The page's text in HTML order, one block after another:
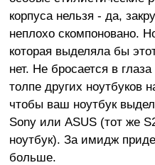
корпуса нельзя - да,
неплохо скомпоновано.
которая выделяла бы
нет. Не бросается в
толпе других ноутбуков
чтобы ваш ноутбук
Sony или ASUS (тот же
ноутбук). За имидж
больше.